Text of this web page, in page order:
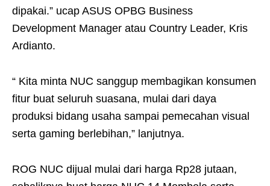
dipakai.” ucap ASUS OPBG Business
Development Manager atau Country Leader, Kris
Ardianto.
“ Kita minta NUC sanggup membagikan konsumen
fitur buat seluruh suasana, mulai dari daya
produksi bidang usaha sampai pemecahan visual
serta gaming berlebihan,” lanjutnya.
ROG NUC dijual mulai dari harga Rp28 jutaan,